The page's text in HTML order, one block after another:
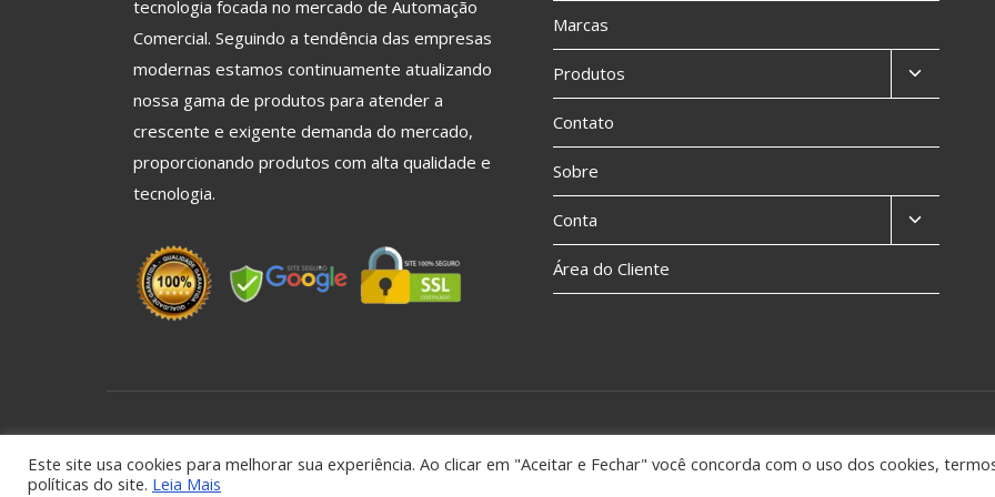
tecnologia focada no mercado de Automação
Comercial. Seguindo a tendência das empresas
modernas estamos continuamente atualizando
nossa gama de produtos para atender a
crescente e exigente demanda do mercado,
proporcionando produtos com alta qualidade e
tecnologia.
Marcas
Produtos
Contato
Sobre
Conta
Área do Cliente
Este site usa cookies para melhorar sua experiência. Ao clicar em "Aceitar e Fechar" você concorda com o uso dos cookies,
políticas do site. Leia Mais